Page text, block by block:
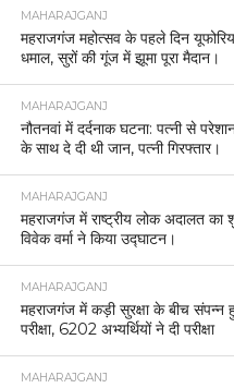
MAHARAJGANJ
महराजगंज महोत्सव के पहले दिन
धमाल, सुरों की गूंज में झूमा पूरा मैदान।
MAHARAJGANJ
नौतनवां में दर्दनाक घटना: पत्नी से
के साथ दे दी थी जान, पत्नी गिरफ्तार।
MAHARAJGANJ
महराजगंज में राष्ट्रीय लोक अदालत का
विवेक वर्मा ने किया उद्घाटन।
MAHARAJGANJ
महराजगंज में कड़ी सुरक्षा के बीच संपन्न
परीक्षा, 6202 अभ्यर्थियों ने दी परीक्षा
MAHARAJGANJ